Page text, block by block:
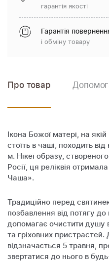
гарантія якості
Гарантія
і обміну товару
Про товар
Ікона Божої матері, на
стоїть в чаші, походить
м. Нікеї образу,
Росії, ця реліквія
Чаша».
Традиційно перед
позбавлення від потягу
допомагає очистити душу
та гріховних
відзначається 5 травня,
звертатися до нього в